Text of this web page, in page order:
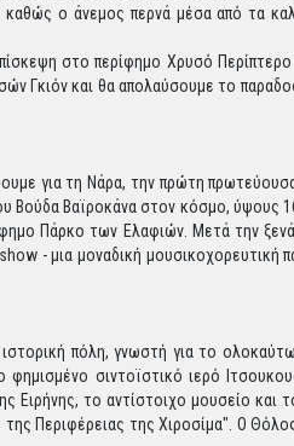
ο άνεμος περνά μέσα από τα
στο περίφημο Χρυσό Περίπτερο
Γκιόν και θα απολαύσουμε το
για τη Νάρα, την πρώτη
Βούδα Βαϊροκάνα στον κόσμο, ύψους
Πάρκο των Ελαφιών. Μετά την
- μια μοναδική μουσικοχορευτική
πόλη, γνωστή για το
σιντοϊστικό ιερό
Ειρήνης, το αντίστοιχο μουσείο και
Περιφέρειας της Χιροσίμα". Ο